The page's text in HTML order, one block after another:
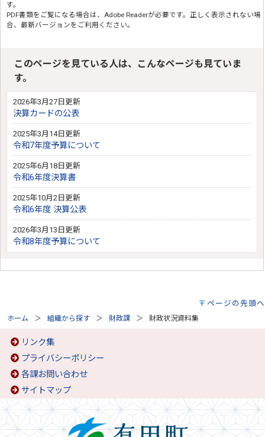
す。
PDF書類をご覧になる場合は、 Adobe Readerが必要です。正しく表示されない場
合、最新バージョンをご利用ください。
このページを見ている人は、こんなページも見ていま
す。
2026年3月27日更新
決算カードの公表
2025年3月14日更新
令和7年度予算について
2025年6月18日更新
令和6年度決算書
2025年10月2日更新
令和6年度 決算公表
2026年3月13日更新
令和8年度予算について
ページの先頭へ
ホーム 組織から探す 財政課 財政状況資料集
リンク集
プライバシーポリシー
各課お問い合わせ
サイトマップ